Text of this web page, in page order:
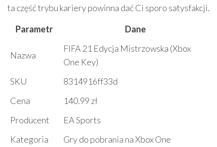
ta część trybu kariery powinna dać Ci sporo satysfakcji.
Parametr
Dane
Nazwa
FIFA 21 Edycja Mistrzowska (Xbox
One Key)
SKU
8314916ff33d
Cena
140.99 zł
Producent
EA Sports
Kategoria
Gry do pobrania na Xbox One